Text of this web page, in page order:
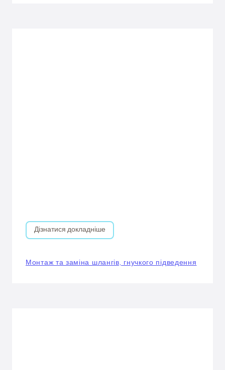
Дізнатися докладніше
Монтаж та заміна шлангів, гнучкого підведення